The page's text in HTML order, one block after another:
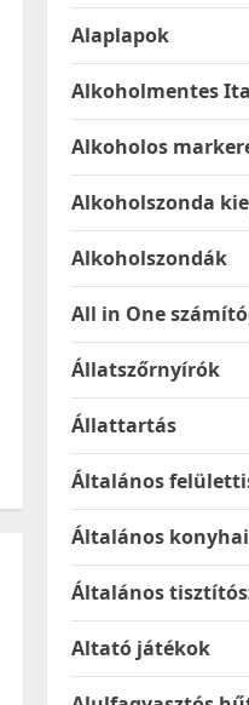
Alaplapok
Alkoholmentes
Alkoholos
Alkoholszonda
Alkoholszondák
All in One
Állatszőrnyírók
Állattartás
Általános
Általános
Általános
Altató játékok